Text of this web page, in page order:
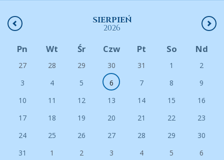
SIERPIEŃ
2026
Pn Wt Śr Czw Pt So Nd
27 28 29 30 31 1
2
3
4 5 6 7 8
9
10
11 12 13 14 15
16
17
18 19 20 21 22
23
24
25 26 27 28 29
30
31
1 2 3 4 5 6